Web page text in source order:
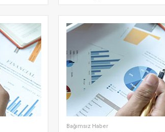
Bağımsız Haber